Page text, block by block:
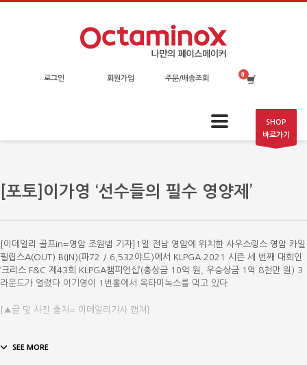
로그인 회원가입 주문/배송조회
SHOP
바로가기
[포토]이가영 ‘선수들의 필수 영양제’
[이데일리 골프in=영암 조원범 기자]1일 전남 영암에 위치한 사우스링스 영암 카일
필립스A(OUT) B(IN)(파72 / 6,532야드)에서 KLPGA 2021 시즌 세 번째 대회인
‘크리스 F&C 제43회 KLPGA챔피언십’(총상금 10억 원, 우승상금 1억 8천만 원) 3
라운드가 열렸다.이기영이 1번홀에서 옥타미녹스를 먹고 있다.
[▲글 및 사진 출처= 이데일리기사 캡쳐]